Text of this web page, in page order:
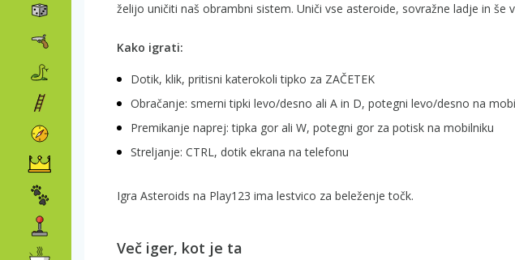
želijo uničiti naš obrambni sistem. Uniči vse asteroide, sovražne ladje in še
Kako igrati:
Dotik, klik, pritisni katerokoli tipko za ZAČETEK
Obračanje: smerni tipki levo/desno ali A in D, potegni levo/desno na
Premikanje naprej: tipka gor ali W, potegni gor za potisk na mobilniku
Streljanje: CTRL, dotik ekrana na telefonu
Igra Asteroids na Play123 ima lestvico za beleženje točk.
Več iger, kot je ta